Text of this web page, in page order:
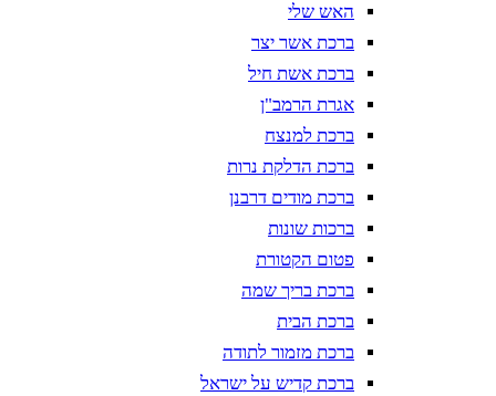
האש שלי
ברכת אשר יצר
ברכת אשת חיל
אגרת הרמב"ן
ברכת למנצח
ברכת הדלקת נרות
ברכת מודים דרבנן
ברכות שונות
פטום הקטורת
ברכת בריך שמה
ברכת הבית
ברכת מזמור לתודה
ברכת קדיש על ישראל